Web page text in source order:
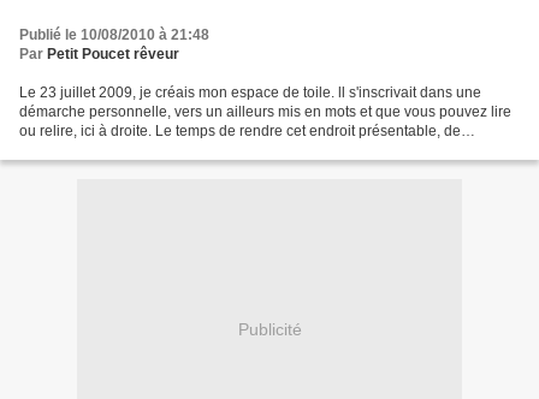
Publié le 10/08/2010 à 21:48
Par Petit Poucet rêveur
Le 23 juillet 2009, je créais mon espace de toile. ll s'inscrivait dans une
démarche personnelle, vers un ailleurs mis en mots et que vous pouvez lire
ou relire, ici à droite. Le temps de rendre cet endroit présentable, de
Publicité